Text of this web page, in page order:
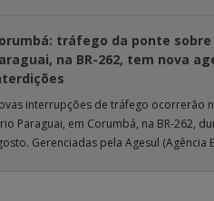
tráfego da ponte sobre
na BR-262, tem nova
interrupções de tráfego ocorrerão
Paraguai, em Corumbá, na BR-262,
Gerenciadas pela Agesul (Agência